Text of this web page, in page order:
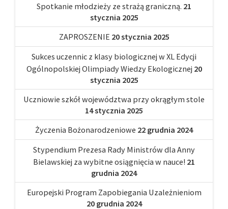
Spotkanie młodzieży ze strażą graniczną. 21
stycznia 2025
ZAPROSZENIE 20 stycznia 2025
Sukces uczennic z klasy biologicznej w XL Edycji
Ogólnopolskiej Olimpiady Wiedzy Ekologicznej 20
stycznia 2025
Uczniowie szkół województwa przy okrągłym stole
14 stycznia 2025
Życzenia Bożonarodzeniowe 22 grudnia 2024
Stypendium Prezesa Rady Ministrów dla Anny
Bielawskiej za wybitne osiągnięcia w nauce! 21
grudnia 2024
Europejski Program Zapobiegania Uzależnieniom
20 grudnia 2024